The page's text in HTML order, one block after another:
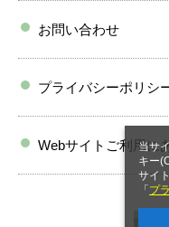
当サ
キー
サイ
「 プ
お問い合わせ
プライバシーポリシ
Webサイトご利用に